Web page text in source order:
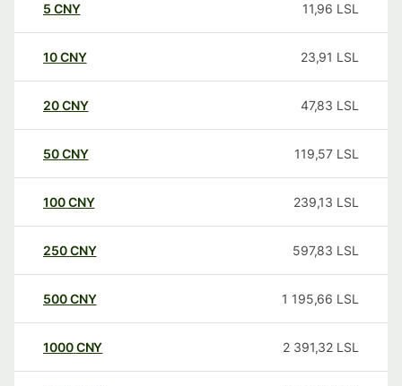
5 CNY 11,96 LSL
10CNY 23,91 LSL
20CNY 47,83 LSL
50CNY 119,57 LSL
100CNY 239,13 LSL
250CNY 597,83 LSL
500CNY 1 195,66 LSL
1000CNY 2 391,32 LSL